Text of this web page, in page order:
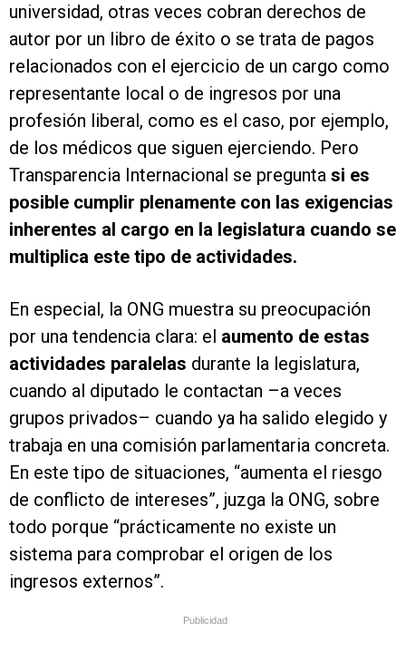
universidad, otras veces cobran derechos de
autor por un libro de éxito o se trata de pagos
relacionados con el ejercicio de un cargo como
representante local o de ingresos por una
profesión liberal, como es el caso, por ejemplo,
de los médicos que siguen ejerciendo. Pero
Transparencia Internacional se pregunta si es
posible cumplir plenamente con las exigencias
inherentes al cargo en la legislatura cuando se
multiplica este tipo de actividades.
En especial, la ONG muestra su preocupación
por una tendencia clara: el aumento de estas
actividades paralelas durante la legislatura,
cuando al diputado le contactan –a veces
grupos privados– cuando ya ha salido elegido y
trabaja en una comisión parlamentaria concreta.
En este tipo de situaciones, “aumenta el riesgo
de conflicto de intereses”, juzga la ONG, sobre
todo porque “prácticamente no existe un
sistema para comprobar el origen de los
ingresos externos”.
Publicidad